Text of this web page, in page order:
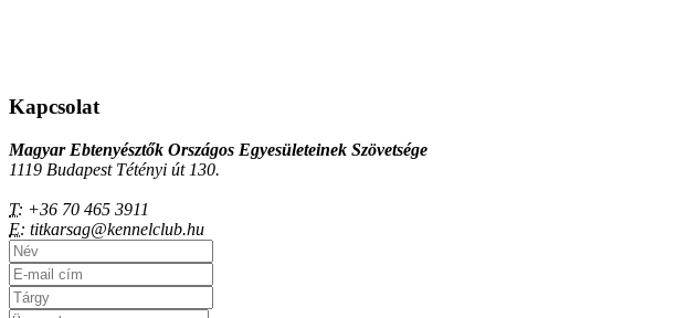
Kapcsolat
Magyar Ebtenyésztők Országos Egyesületeinek Szövetsége
1119 Budapest Tétényi út 130.
T: +36 70 465 3911
E: titkarsag@kennelclub.hu